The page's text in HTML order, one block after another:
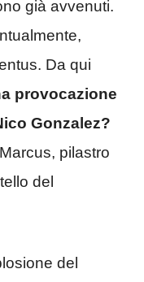
già avvenuti.
Da qui
provocazione
Gonzalez?
pilastro
del
del